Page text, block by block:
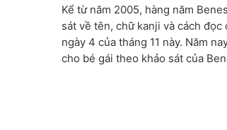
Kể từ năm 2005, hàng năm
sát về tên, chữ kanji và cách
ngày 4 của tháng 11 này. Năm
cho bé gái theo khảo sát của